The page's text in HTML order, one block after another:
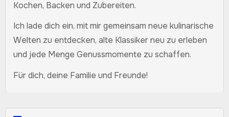
Kochen, Backen und Zubereiten.
Ich lade dich ein, mit mir gemeinsam neue kulinarische
Welten zu entdecken, alte Klassiker neu zu erleben
und jede Menge Genussmomente zu schaffen.
Für dich, deine Familie und Freunde!